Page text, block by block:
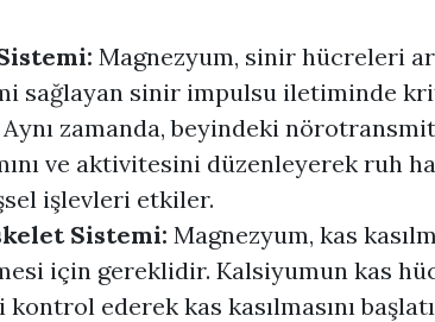
Magnezyum, sinir hücreleri
sağlayan sinir impulsu iletiminde
Aynı zamanda, beyindeki
ve aktivitesini düzenleyerek ruh
işlevleri etkiler.
Sistemi: Magnezyum, kas
için gereklidir. Kalsiyumun kas
ederek kas kasılmasını